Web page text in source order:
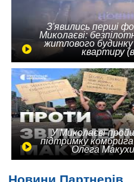
З'явились перші
Миколаєві:
житлового
квартиру
У Миколаєві
підтримку
Олега Макухи